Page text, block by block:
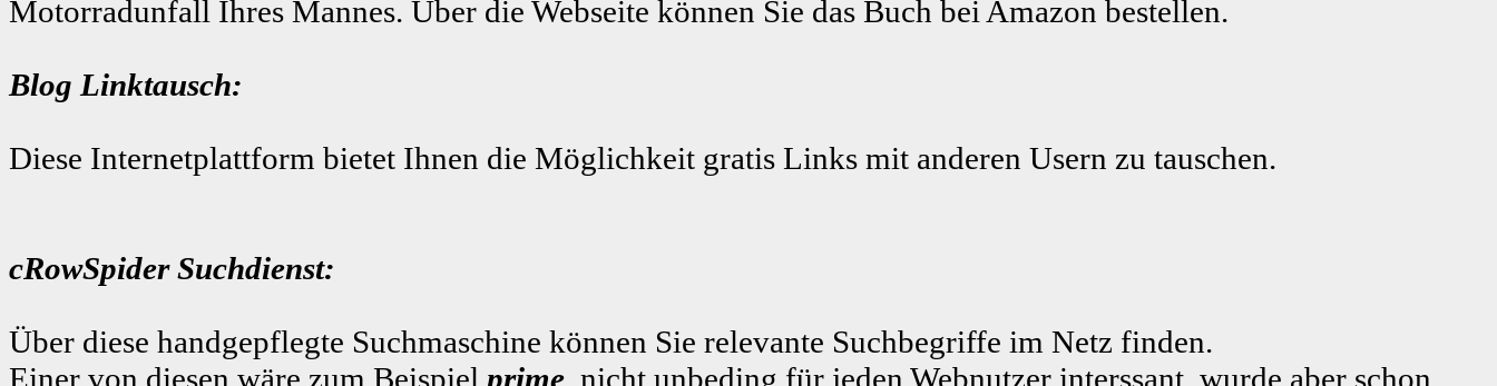
Motorradunfall Ihres Mannes. Über die Webseite können Sie das Buch bei Amazon bestellen.
Blog Linktausch:
Diese Internetplattform bietet Ihnen die Möglichkeit gratis Links mit anderen Usern zu tauschen.
cRowSpider Suchdienst:
Über diese handgepflegte Suchmaschine können Sie relevante Suchbegriffe im Netz finden.
Einer von diesen wäre zum Beispiel prime, nicht unbeding für jeden Webnutzer interssant, wurde aber schon